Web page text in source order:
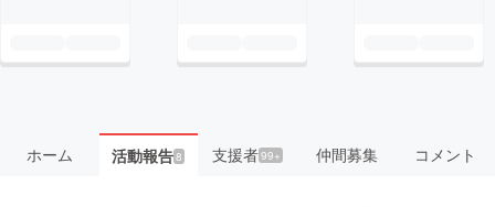
ホーム 活動報告8 支援者99+ 仲間募集 コメント